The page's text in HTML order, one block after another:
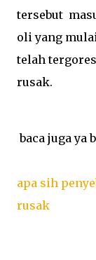
tersebut
oli yang
telah
rusak.
baca juga ya
apa sih
rusak